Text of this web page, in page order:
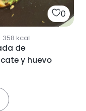
0
358 kcal
de
y huevo